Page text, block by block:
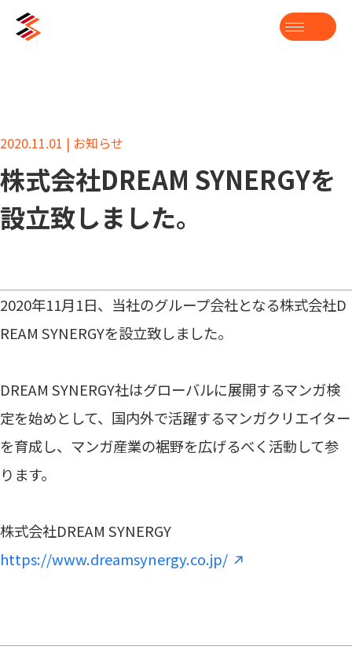
2020.11.01 | お知らせ
株式会社DREAM SYNERGYを
設立致しました。
2020年11月1日、当社のグループ会社となる株式会社D
REAM SYNERGYを設立致しました。
DREAM SYNERGY社はグローバルに展開するマンガ検
定を始めとして、国内外で活躍するマンガクリエイター
を育成し、マンガ産業の裾野を広げるべく活動して参
ります。
株式会社DREAM SYNERGY
https://www.dreamsynergy.co.jp/